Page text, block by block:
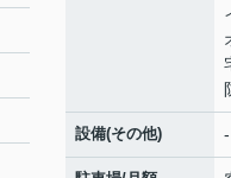
設備(その他) -